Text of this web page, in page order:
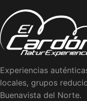
Experiencias
locales, grupos
Buenavista del Norte.